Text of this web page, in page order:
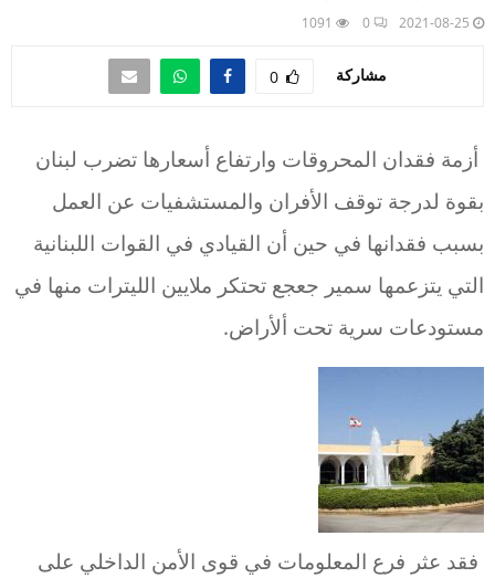
2021-08-25
0
1091
مشاركة 0
أزمة فقدان المحروقات وارتفاع أسعارها تضرب لبنان
بقوة لدرجة توقف الأفران والمستشفيات عن العمل
بسبب فقدانها في حين أن القيادي في القوات اللبنانية
التي يتزعمها سمير جعجع تحتكر ملايين الليترات منها في
مستودعات سرية تحت ألأراض.
فقد عثر فرع المعلومات في قوى الأمن الداخلي على